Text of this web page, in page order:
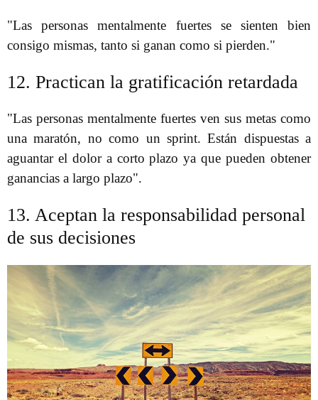
"Las personas mentalmente fuertes se sienten bien
consigo mismas, tanto si ganan como si pierden."
12. Practican la gratificación retardada
"Las personas mentalmente fuertes ven sus metas como
una maratón, no como un sprint. Están dispuestas a
aguantar el dolor a corto plazo ya que pueden obtener
ganancias a largo plazo".
13. Aceptan la responsabilidad personal
de sus decisiones